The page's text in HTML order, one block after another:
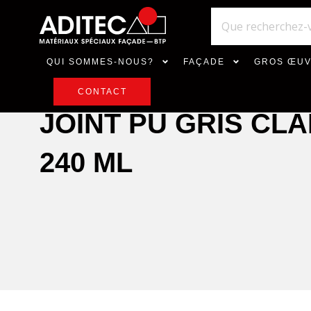
QUI SOMMES-NOUS? FAÇADE GROS
CONTACT
JOINT PU GRIS
240 ML